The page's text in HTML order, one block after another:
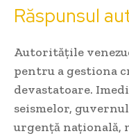
Răspunsul
Autoritățile
pentru a gestiona
devastatoare.
seismelor,
urgență națională,